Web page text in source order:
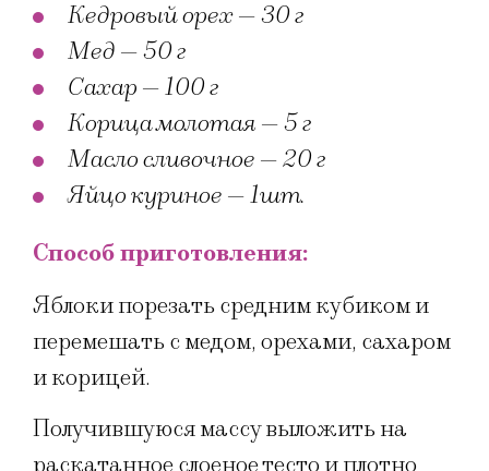
Кедровый орех — 30 г
Мед — 50 г
Сахар — 100 г
Корица молотая — 5 г
Масло сливочное — 20 г
Яйцо куриное — 1шт.
Способ приготовления:
Яблоки порезать средним кубиком и
перемешать с медом, орехами, сахаром
и корицей.
Получившуюся массу выложить на